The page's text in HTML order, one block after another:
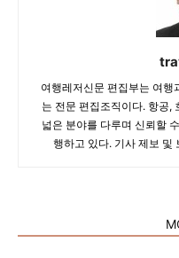
여행레저신문 편집부는 여행
는 전문 편집조직이다. 항공,
넓은 분야를 다루며 신뢰할
행하고 있다. 기사 제보 및